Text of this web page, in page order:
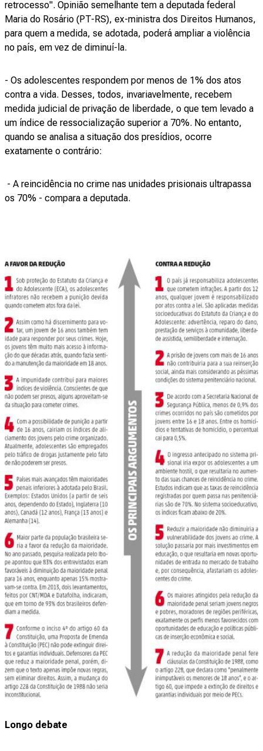
retrocesso". Opinião semelhante tem a deputada federal
Maria do Rosário (PT-RS), ex-ministra dos Direitos Humanos,
para quem a medida, se adotada, poderá ampliar a violência
no país, em vez de diminuí-la.
- Os adolescentes respondem por menos de 1% dos atos
contra a vida. Desses, todos, invariavelmente, recebem
medida judicial de privação de liberdade, o que tem levado a
um índice de ressocialização superior a 70%. No entanto,
quando se analisa a situação dos presídios, ocorre
exatamente o contrário:
- A reincidência no crime nas unidades prisionais ultrapassa
os 70% - compara a deputada.
Longo debate